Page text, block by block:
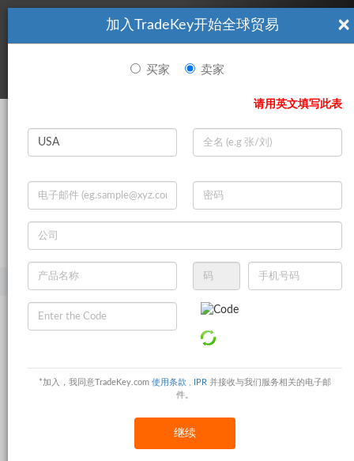
看起來你不是TradeKey.com的會員。 立即註冊，與全球超過7
百萬的進口商和出口商建立聯繫。 立即加入 |
登录
×
加入TradeKey开始全球贸易
买家 卖家
请用英文填写此表
*加入，我同意TradeKey.com 使用条款 IPR 并接收与我们服务相关的电子邮
件。
继续
产品 自行车配件 自行车铃